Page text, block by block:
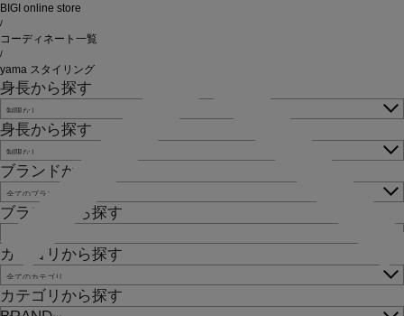
BIGI online store
/
コーディネート一覧
/
yama スタイリング
身長から探す
身長から探す
ブランドから探す
ブランドから探す
カテゴリから探す
カテゴリから探す